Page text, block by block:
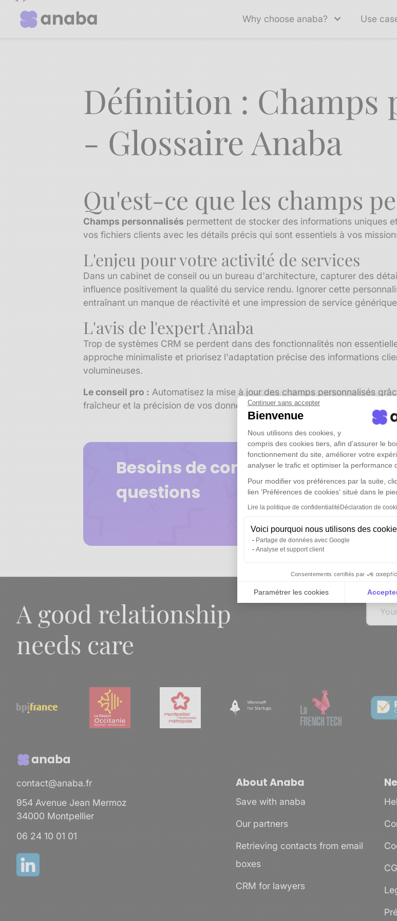
Continuer sans accepter
Bienvenue
Nous utilisons des cookies, y
compris des cookies tiers, afin d’assurer le
fonctionnement du site, améliorer votre
analyser le trafic et optimiser la performance
Pour modifier vos préférences par la suite,
lien 'Préférences de cookies' situé dans le
Lire la politique de confidentialité Déclaration de
Voici pourquoi nous utilisons des
Partage de données avec Google
Analyse et support client
Consentements certifiés par
Paramétrer les cookies
Plateforme de Gestion du
Notre plateforme vous permet
Why choose anaba? Use
Définition : Champs
- Glossaire Anaba
Qu'est-ce que les champs
Champs personnalisés permettent de stocker des informations uniques
vos fichiers clients avec les détails précis qui sont essentiels à vos
L'enjeu pour votre activité de services
Dans un cabinet de conseil ou un bureau d'architecture, capturer des
influence positivement la qualité du service rendu. Ignorer cette
entraînant un manque de réactivité et une impression de service
L'avis de l'expert Anaba
Trop de systèmes CRM se perdent dans des fonctionnalités non
approche minimaliste et priorisez l'adaptation précise des informations
volumineuses.
Le conseil pro : Automatisez la mise à jour des champs personnalisés
fraîcheur et la précision de vos données sans surcharge manuelle.
Besoins de conseil ? Nos
questions
Réservez une démo
A good relationship
needs care
contact@anaba.fr
954 Avenue Jean Mermoz
34000 Montpellier
06 24 10 01 01
About Anaba
Save with anaba
Our partners
Retrieving contacts from email
boxes
CRM for lawyers